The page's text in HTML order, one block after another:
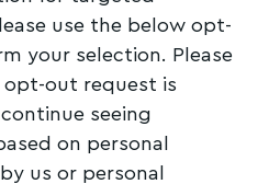
use the below opt-
your selection. Please
out request is
seeing
on personal
us or personal